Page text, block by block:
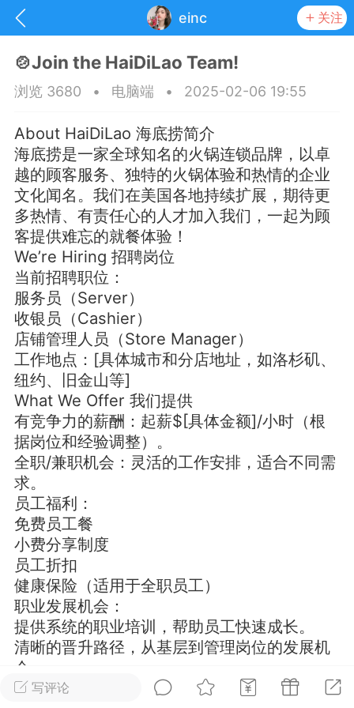
einc 关注
每日任务
华人资讯
阅读洛杉矶新闻
华人论坛
加入社区交流
华人社区信息发布规范》
华人社区账号注册及使用规范》
洛杉矶热点
民宿短租 房屋买卖 商铺转让
写评论
🍲Join the HaiDiLao Team!
浏览 3680 • 电脑端 • 2025-02-06 19:55
About HaiDiLao 海底捞简介
海底捞是一家全球知名的火锅连锁品牌，以卓
越的顾客服务、独特的火锅体验和热情的企业
文化闻名。我们在美国各地持续扩展，期待更
多热情、有责任心的人才加入我们，一起为顾
客提供难忘的就餐体验！
We’re Hiring 招聘岗位
当前招聘职位：
服务员（Server）
收银员（Cashier）
店铺管理人员（Store Manager）
工作地点：[具体城市和分店地址，如洛杉矶、
纽约、旧金山等]
What We Offer 我们提供
有竞争力的薪酬：起薪$[具体金额]/小时（根
据岗位和经验调整）。
全职/兼职机会：灵活的工作安排，适合不同需
求。
员工福利：
免费员工餐
小费分享制度
员工折扣
健康保险（适用于全职员工）
职业发展机会：
提供系统的职业培训，帮助员工快速成长。
清晰的晋升路径，从基层到管理岗位的发展机
会。
What We’re Looking For 我们的期望